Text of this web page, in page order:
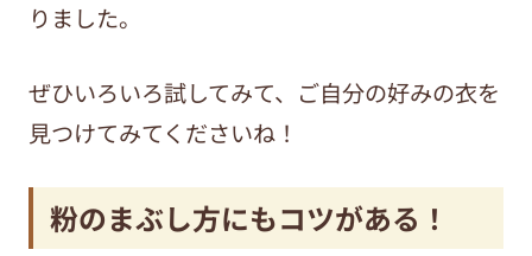
りました。
ぜひいろいろ試してみて、ご自分の好みの衣を
見つけてみてくださいね！
粉のまぶし方にもコツがある！